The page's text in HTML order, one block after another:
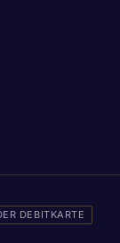
DEBITKARTE